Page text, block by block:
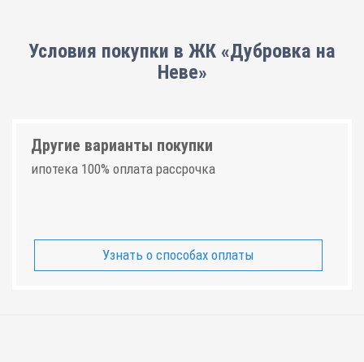
Условия покупки в ЖК «Дубровка на
Неве»
Другие варианты покупки
ипотека 100% оплата рассрочка
Узнать о способах оплаты